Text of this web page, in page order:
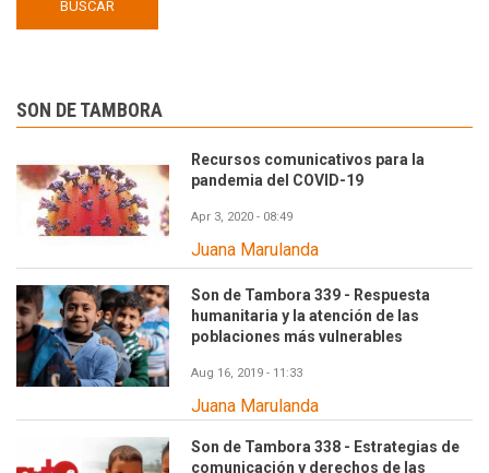
SON DE TAMBORA
Recursos comunicativos para la
pandemia del COVID-19
Apr 3, 2020 - 08:49
Juana Marulanda
Son de Tambora 339 - Respuesta
humanitaria y la atención de las
poblaciones más vulnerables
Aug 16, 2019 - 11:33
Juana Marulanda
Son de Tambora 338 - Estrategias de
comunicación y derechos de las